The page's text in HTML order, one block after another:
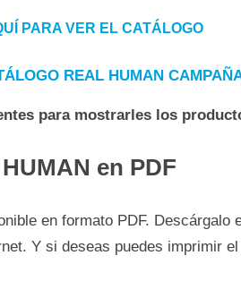
PARA VER EL CATÁLOGO
REAL HUMAN
para mostrarles los
en PDF
en formato PDF. Descárgalo
Y si deseas puedes imprimir